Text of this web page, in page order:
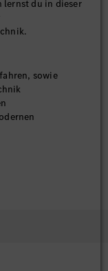
lernst du in dieser
sowie